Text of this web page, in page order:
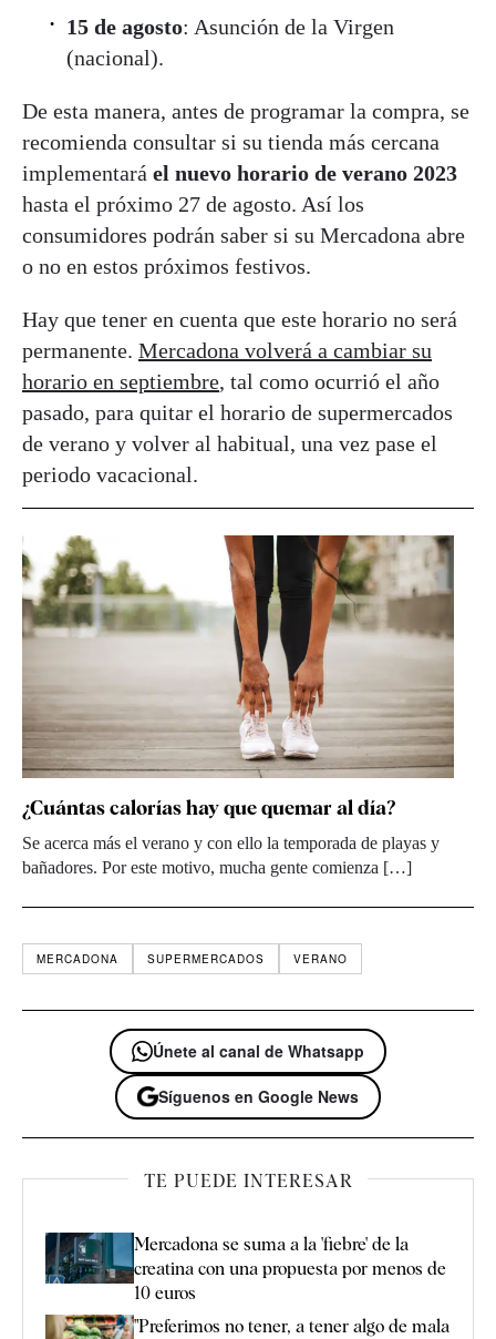
15 de agosto: Asunción de la Virgen
(nacional).
De esta manera, antes de programar la compra, se
recomienda consultar si su tienda más cercana
implementará el nuevo horario de verano 2023
hasta el próximo 27 de agosto. Así los
consumidores podrán saber si su Mercadona abre
o no en estos próximos festivos.
Hay que tener en cuenta que este horario no será
permanente. Mercadona volverá a cambiar su
horario en septiembre, tal como ocurrió el año
pasado, para quitar el horario de supermercados
de verano y volver al habitual, una vez pase el
periodo vacacional.
¿Cuántas calorías hay que quemar al día?
Se acerca más el verano y con ello la temporada de playas y
bañadores. Por este motivo, mucha gente comienza […]
MERCADONA SUPERMERCADOS VERANO
Únete al canal de Whatsapp
Síguenos en Google News
TE PUEDE INTERESAR
Mercadona se suma a la 'fiebre' de la
creatina con una propuesta por menos de
10 euros
"Preferimos no tener, a tener algo de mala